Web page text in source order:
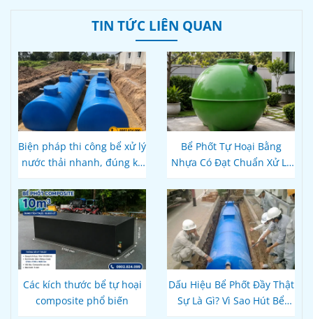
TIN TỨC LIÊN QUAN
Biện pháp thi công bể xử lý
nước thải nhanh, đúng kỹ
Bể Phốt Tự Hoại Bằng
Nhựa Có Đạt Chuẩn Xử Lý
Hiện Hành Không?
Các kích thước bể tự hoại
composite phổ biến
Dấu Hiệu Bể Phốt Đầy Thật
Sự Là Gì? Vì Sao Hút Bể